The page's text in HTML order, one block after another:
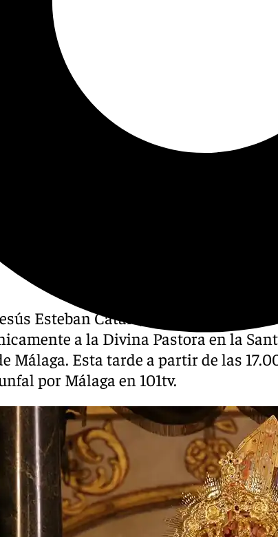
Esteban Catalá, obispo de la
a la Divina Pastora en la
Málaga. Esta tarde a partir de las
por Málaga en 101tv.